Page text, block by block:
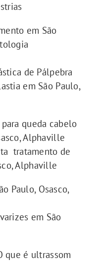
em São
de Pálpebra
em São Paulo,
queda cabelo
Alphaville
tratamento de
Alphaville
Paulo, Osasco,
em São
que é ultrassom